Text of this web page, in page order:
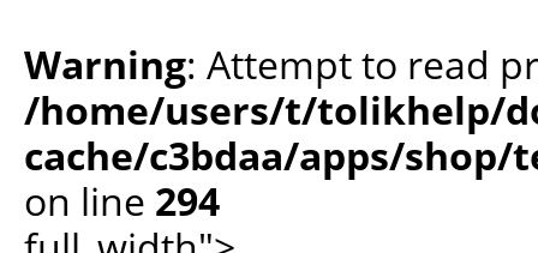
Warning: Attempt to read
/home/users/t/tolikhelp/
cache/c3bdaa/apps/shop/
on line 294